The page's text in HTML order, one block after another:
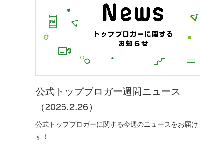
公式トップブロガー週間ニュース
（2026.2.26）
公式トップブロガーに関する今週のニュースをお届け
す！